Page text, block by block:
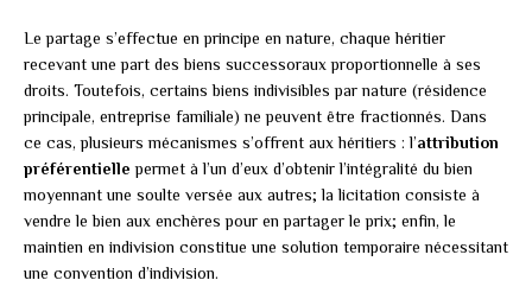
Le partage s’effectue en principe en nature, chaque héritier
recevant une part des biens successoraux proportionnelle à ses
droits. Toutefois, certains biens indivisibles par nature (résidence
principale, entreprise familiale) ne peuvent être fractionnés. Dans
ce cas, plusieurs mécanismes s’offrent aux héritiers : l’attribution
préférentielle permet à l’un d’eux d’obtenir l’intégralité du bien
moyennant une soulte versée aux autres; la licitation consiste à
vendre le bien aux enchères pour en partager le prix; enfin, le
maintien en indivision constitue une solution temporaire nécessitant
une convention d’indivision.